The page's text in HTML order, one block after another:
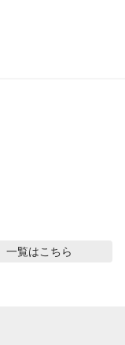
一覧はこちら